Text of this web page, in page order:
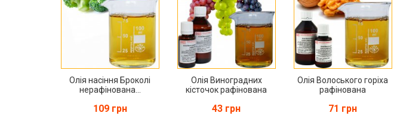
Олія насіння Броколі
нерафінована...
109 грн
Олія Виноградних
кісточок рафінована
43 грн
Олія Волоського горіха
рафінована
71 грн